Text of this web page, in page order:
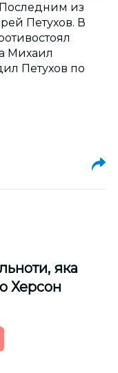
из
Петухов. В
Михаил
Петухов по
яка
Херсон